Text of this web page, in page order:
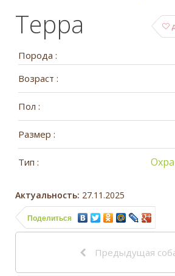
Терра
Порода :
Возраст :
Пол :
Размер :
Тип :
Актуальность: 27.11.2025
Поделиться
Предыдущая